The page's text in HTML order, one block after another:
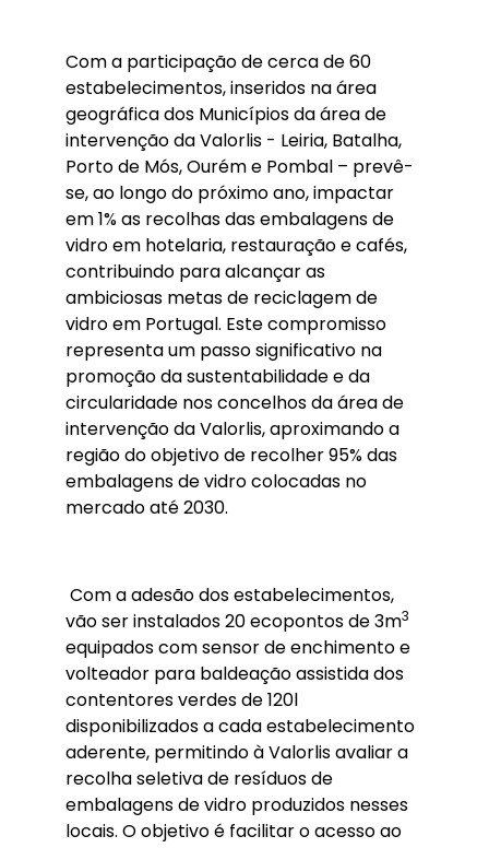
Com a participação de cerca de 60
estabelecimentos, inseridos na área
geográfica dos Municípios da área de
intervenção da Valorlis - Leiria, Batalha,
Porto de Mós, Ourém e Pombal – prevê-
se, ao longo do próximo ano, impactar
em 1% as recolhas das embalagens de
vidro em hotelaria, restauração e cafés,
contribuindo para alcançar as
ambiciosas metas de reciclagem de
vidro em Portugal. Este compromisso
representa um passo significativo na
promoção da sustentabilidade e da
circularidade nos concelhos da área de
intervenção da Valorlis, aproximando a
região do objetivo de recolher 95% das
embalagens de vidro colocadas no
mercado até 2030.
Com a adesão dos estabelecimentos,
vão ser instalados 20 ecopontos de 3m3
equipados com sensor de enchimento e
volteador para baldeação assistida dos
contentores verdes de 120l
disponibilizados a cada estabelecimento
aderente, permitindo à Valorlis avaliar a
recolha seletiva de resíduos de
embalagens de vidro produzidos nesses
locais. O objetivo é facilitar o acesso ao